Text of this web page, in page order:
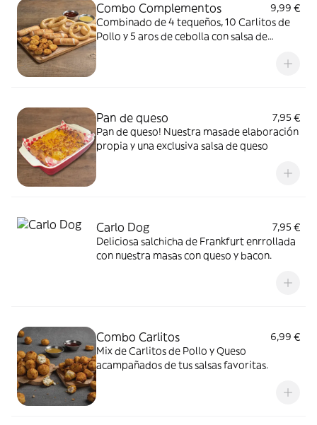
Combo Complementos
9,99 €
Combinado de 4 tequeños, 10 Carlitos de
Pollo y 5 aros de cebolla con salsa de
Pan de queso
7,95 €
Pan de queso! Nuestra masade elaboración
propia y una exclusiva salsa de queso
Carlo Dog
7,95 €
Deliciosa salchicha de Frankfurt enrrollada
con nuestra masas con queso y bacon.
Combo Carlitos
6,99 €
Mix de Carlitos de Pollo y Queso
acampañados de tus salsas favoritas.